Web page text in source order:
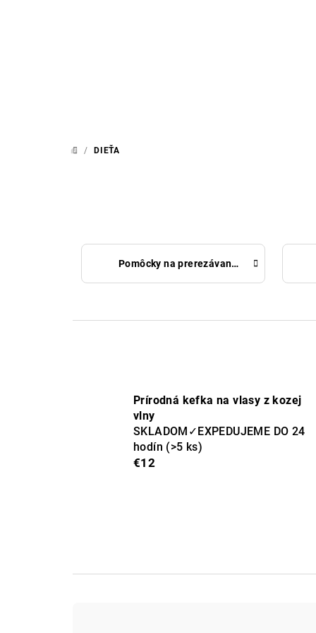
DOMOV
/ DIEŤA
Pomôcky na prerezávanie zúbkov
Prírodná kefka na vlasy z kozej
vlny
SKLADOM✓EXPEDUJEME DO 24
hodín (>5 ks)
€12